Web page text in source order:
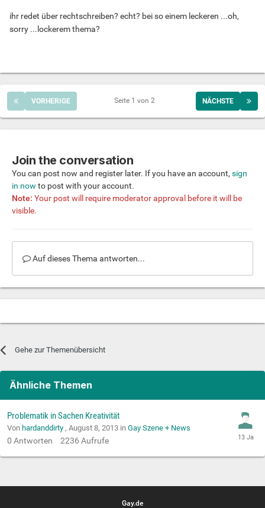
ihr redet über rechtschreiben? echt? bei so einem leckeren ...oh,
sorry ...lockerem thema?
VORHERIGE NÄCHSTE
Seite 1 von 2
Join the conversation
You can post now and register later. If you have an account, sign
in now to post with your account.
Note: Your post will require moderator approval before it will be
visible.
Auf dieses Thema antworten...
Gehe zur Themenübersicht
Ähnliche Themen
Problematik in Sachen Kreativität
Von hardanddirty , August 8, 2013 in Gay Szene + News
0 Antworten 2236 Aufrufe
Gay.de